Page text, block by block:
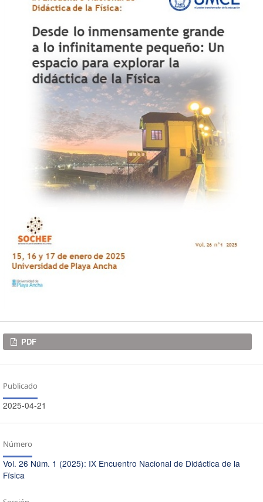
Descargas
PDF
Publicado
2025-04-21
Número
Vol. 26 Núm. 1 (2025): IX Encuentro Nacional de Didáctica de la
Física